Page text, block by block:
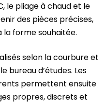
le pliage à chaud et le
des pièces précises,
forme souhaitée.
selon la courbure et
bureau d’études. Les
permettent ensuite
propres, discrets et